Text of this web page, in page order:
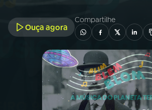
A RÁDIO
PROGRAMAÇÃO
PROGRAMAS
Ouça agora
Compartilhe